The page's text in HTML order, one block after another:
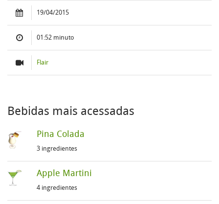
19/04/2015
01:52 minuto
Flair
Bebidas mais acessadas
Pina Colada
3 ingredientes
Apple Martini
4 ingredientes